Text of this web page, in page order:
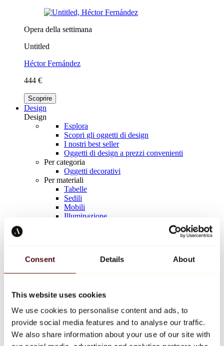
Consent Details About
This website uses cookies
We use cookies to personalise content and ads, to
provide social media features and to analyse our traffic.
We also share information about your use of our site with
Opera della settimana
Untitled
Héctor Fernández
444 €
Scoprire
Design
Design
Esplora
Scopri gli oggetti di design
I nostri best seller
Oggetti di design a prezzi convenienti
Per categoria
Oggetti decorativi
Per materiali
Tabelle
Sedili
Mobili
Illuminazione
Keith Haring
Tutti i designer
Opera della settimana